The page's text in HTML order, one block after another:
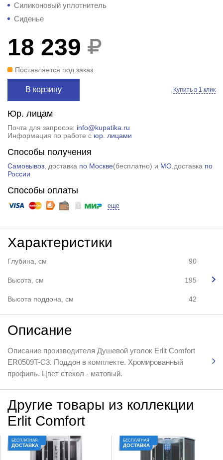
Силиконовый уплотнитель
Сиденье
18 239
Поставляется под заказ
В корзину Купить в 1 клик
Юр. лицам
Почта для запросов: info@kupatika.ru
Информация по работе с юр. лицами
Способы получения
Самовывоз, доставка по Москве(бесплатно) и МО,доставка по
России
Способы оплаты
еще
Характеристики
Глубина, см 90
Высота, см 195
Высота поддона, см 42
Описание
Описание производителя Душевой уголок Erlit Comfort
ER0509T-C3. Поддон в комплекте. Хромированный
профиль. Цвет стекол - матовый.
Другие товары из коллекции
Erlit Comfort
БЕСПЛАТНАЯ
ДОСТАВКА
БЕСПЛАТНАЯ
ДОСТАВКА